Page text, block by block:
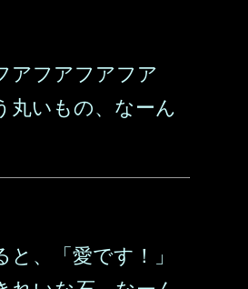
アフアフアフア
丸いもの、なーん
と、「愛です！」